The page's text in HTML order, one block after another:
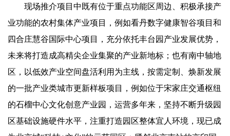
现场推介项目中既有位于重点功能区周边、积极承接产
业功能的农村集体产业项目，例如看丹数字健康智谷项目和
四合庄慧谷国际中心项目，充分依托丰台园产业发展优势，
未来将打造成高精尖企业集聚的产业新地标；也有南中轴地
区，以低效产业空间盘活利用为主线，按需定制、焕新发展
的一批产业类城市更新样板项目，例如位于宋家庄交通枢纽
的石榴中心文化创意产业园，运营多年来，坚持不断升级园
区基础设施硬件水平，注重打造园区整体宜人环境，现已成